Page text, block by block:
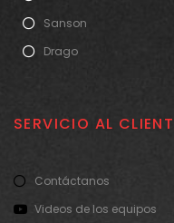
Sanson
Drago
SERVICIO AL
Contáctanos
Videos de los equipos